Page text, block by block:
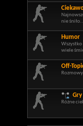
nie
Humor
Wszystko
wiele
Off-
Różne